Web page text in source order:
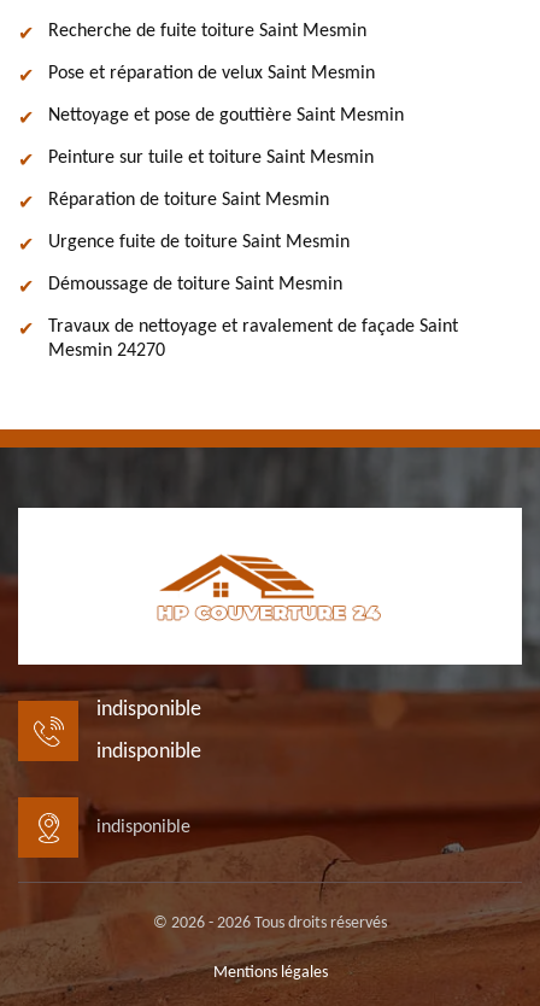
Recherche de fuite toiture Saint Mesmin
Pose et réparation de velux Saint Mesmin
Nettoyage et pose de gouttière Saint Mesmin
Peinture sur tuile et toiture Saint Mesmin
Réparation de toiture Saint Mesmin
Urgence fuite de toiture Saint Mesmin
Démoussage de toiture Saint Mesmin
Travaux de nettoyage et ravalement de façade Saint
Mesmin 24270
indisponible
indisponible
indisponible
© 2026 - 2026 Tous droits réservés
Mentions légales